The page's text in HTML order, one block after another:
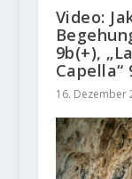
Video:
9b(+),
Capella“
16. Dezember